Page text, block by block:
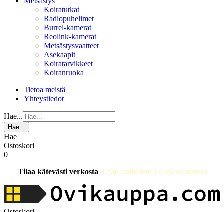
Koiratutkat
Radiopuhelimet
Burrel-kamerat
Reolink-kamerat
Metsästysvaatteet
Asekaapit
Koiratarvikkeet
Koiranruoka
Tietoa meistä
Yhteystiedot
Hae...
Hae...
Hae
Ostoskori
0
Tilaa kätevästi verkosta Laaja valikoima | Nopea toimitus